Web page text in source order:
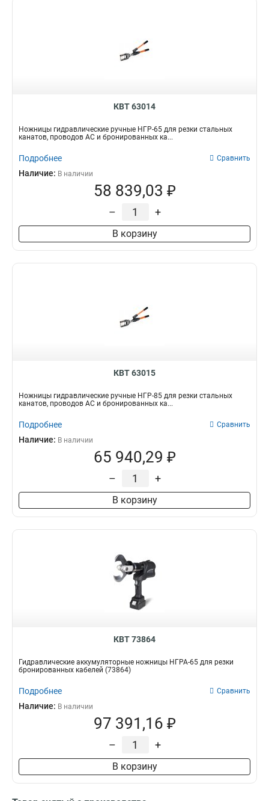
КВТ 63014
Ножницы гидравлические ручные НГР-65 для резки стальных
канатов, проводов АС и бронированных ка...
Подробнее Сравнить
Наличие: В наличии
58 839,03 ₽
– +
В корзину
КВТ 63015
Ножницы гидравлические ручные НГР-85 для резки стальных
канатов, проводов АС и бронированных ка...
Подробнее Сравнить
Наличие: В наличии
65 940,29 ₽
– +
В корзину
КВТ 73864
Гидравлические аккумуляторные ножницы НГРА-65 для резки
бронированных кабелей (73864)
Подробнее Сравнить
Наличие: В наличии
97 391,16 ₽
– +
В корзину